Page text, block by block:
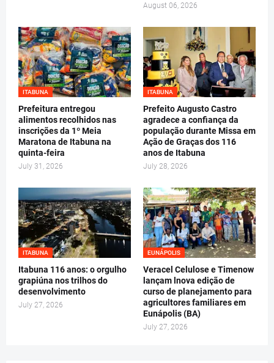
August 06, 2026
ITABUNA
Prefeitura entregou
alimentos recolhidos nas
inscrições da 1º Meia
Maratona de Itabuna na
quinta-feira
July 31, 2026
ITABUNA
Prefeito Augusto Castro
agradece a confiança da
população durante Missa em
Ação de Graças dos 116
anos de Itabuna
July 28, 2026
ITABUNA
Itabuna 116 anos: o orgulho
grapiúna nos trilhos do
desenvolvimento
July 27, 2026
EUNÁPOLIS
Veracel Celulose e Timenow
lançam lnova edição de
curso de planejamento para
agricultores familiares em
Eunápolis (BA)
July 27, 2026